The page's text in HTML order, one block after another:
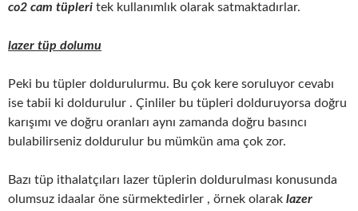
co2 cam tüpleri tek kullanımlık olarak satmaktadırlar.
lazer tüp dolumu
Peki bu tüpler doldurulurmu. Bu çok kere soruluyor cevabı
ise tabii ki doldurulur . Çinliler bu tüpleri dolduruyorsa doğru
karışımı ve doğru oranları aynı zamanda doğru basıncı
bulabilirseniz doldurulur bu mümkün ama çok zor.
Bazı tüp ithalatçıları lazer tüplerin doldurulması konusunda
olumsuz idaalar öne sürmektedirler , örnek olarak lazer